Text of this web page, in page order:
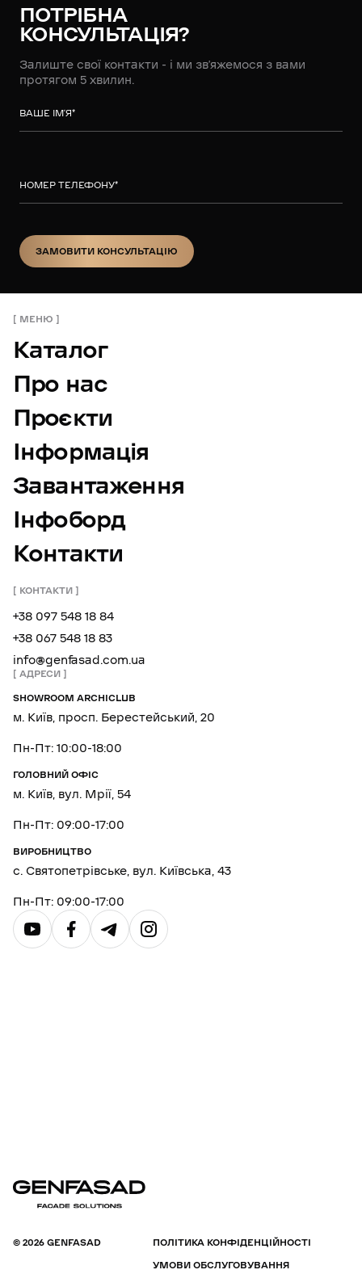
ПОТРІБНА
КОНСУЛЬТАЦІЯ?
Залиште свої контакти - і ми зв’яжемося з вами
протягом 5 хвилин.
ВАШЕ ІМ’Я*
НОМЕР ТЕЛЕФОНУ*
ЗАМОВИТИ КОНСУЛЬТАЦІЮ
МЕНЮ
Каталог
Про нас
Проєкти
Інформація
Завантаження
Інфоборд
Контакти
КОНТАКТИ
+38 097 548 18 84
+38 067 548 18 83
info@genfasad.com.ua
АДРЕСИ
SHOWROOM ARCHICLUB
м. Київ, просп. Берестейський, 20
Пн-Пт: 10:00-18:00
ГОЛОВНИЙ ОФІС
м. Київ, вул. Мрії, 54
Пн-Пт: 09:00-17:00
ВИРОБНИЦТВО
с. Святопетрівське, вул. Київська, 43
Пн-Пт: 09:00-17:00
© 2026 GENFASAD
ПОЛІТИКА КОНФІДЕНЦІЙНОСТІ
УМОВИ ОБСЛУГОВУВАННЯ